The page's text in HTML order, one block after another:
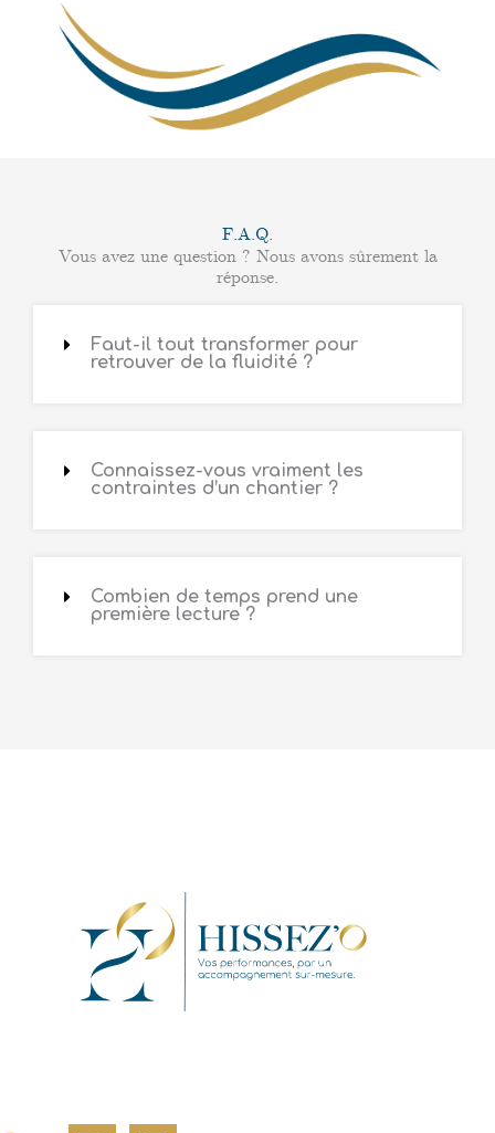
F.A.Q.
Vous avez une question ? Nous avons sûrement la
réponse.
Faut-il tout transformer pour
retrouver de la fluidité ?
Connaissez-vous vraiment les
contraintes d’un chantier ?
Combien de temps prend une
première lecture ?